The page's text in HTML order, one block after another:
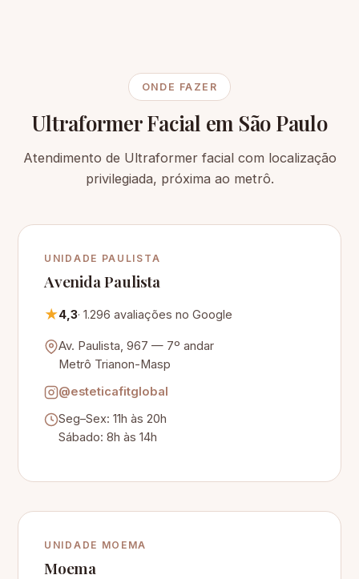
ONDE FAZER
Ultraformer Facial em São Paulo
Atendimento de Ultraformer facial com localização
privilegiada, próxima ao metrô.
UNIDADE PAULISTA
Avenida Paulista
★4,3· 1.296 avaliações no Google
Av. Paulista, 967 — 7º andar
Metrô Trianon-Masp
@esteticafitglobal
Seg–Sex: 11h às 20h
Sábado: 8h às 14h
UNIDADE MOEMA
Moema